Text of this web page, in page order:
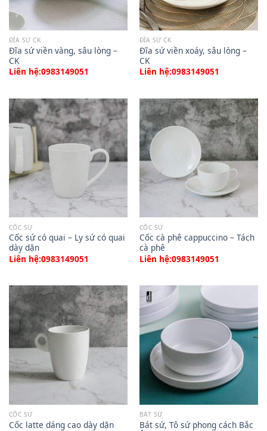
ĐĨA SỨ CK
Đĩa sứ viền vàng, sâu lòng –
CK
Liên hệ:0983149051
ĐĨA SỨ CK
Đĩa sứ viền xoáy, sâu lòng –
CK
Liên hệ:0983149051
CỐC SỨ
Cốc sứ có quai – Ly sứ có quai
dày dặn
Liên hệ:0983149051
CỐC SỨ
Cốc cà phê cappuccino – Tách
cà phê
Liên hệ:0983149051
CỐC SỨ
Cốc latte dáng cao dày dặn
BÁT SỨ
Bát sứ, Tô sứ phong cách Bắc